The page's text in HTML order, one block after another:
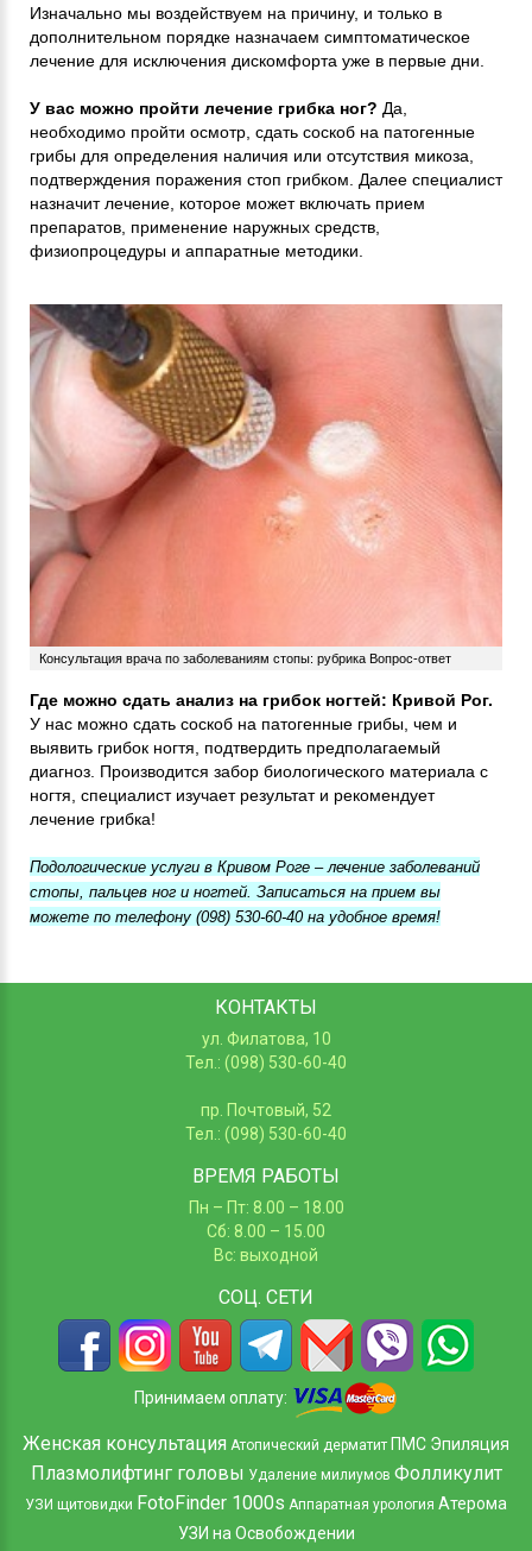
Изначально мы воздействуем на причину, и только в
дополнительном порядке назначаем симптоматическое
лечение для исключения дискомфорта уже в первые дни.
У вас можно пройти лечение грибка ног? Да,
необходимо пройти осмотр, сдать соскоб на патогенные
грибы для определения наличия или отсутствия микоза,
подтверждения поражения стоп грибком. Далее специалист
назначит лечение, которое может включать прием
препаратов, применение наружных средств,
физиопроцедуры и аппаратные методики.
Консультация врача по заболеваниям стопы: рубрика Вопрос-ответ
Где можно сдать анализ на грибок ногтей: Кривой Рог.
У нас можно сдать соскоб на патогенные грибы, чем и
выявить грибок ногтя, подтвердить предполагаемый
диагноз. Производится забор биологического материала с
ногтя, специалист изучает результат и рекомендует
лечение грибка!
Подологические услуги в Кривом Роге – лечение заболеваний
стопы, пальцев ног и ногтей. Записаться на прием вы
можете по телефону (098) 530-60-40 на удобное время!
КОНТАКТЫ
ул. Филатова, 10
Тел.: (098) 530-60-40
пр. Почтовый, 52
Тел.: (098) 530-60-40
ВРЕМЯ РАБОТЫ
Пн – Пт: 8.00 – 18.00
Сб: 8.00 – 15.00
Вс: выходной
СОЦ. СЕТИ
Принимаем оплату:
Женская консультация Атопический дерматит ПМС Эпиляция
Плазмолифтинг головы Удаление милиумов Фолликулит
УЗИ щитовидки FotoFinder 1000s Аппаратная урология Атерома
УЗИ на Освобождении